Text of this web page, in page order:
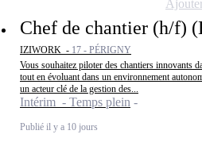
Chef de chantier (h/f)
IZIWORK - 17 - PÉRIGNY
Vous souhaitez piloter des chantiers innovants
tout en évoluant dans un environnement
un acteur clé de la gestion des...
Intérim - Temps plein
Publié il y a 10 jours